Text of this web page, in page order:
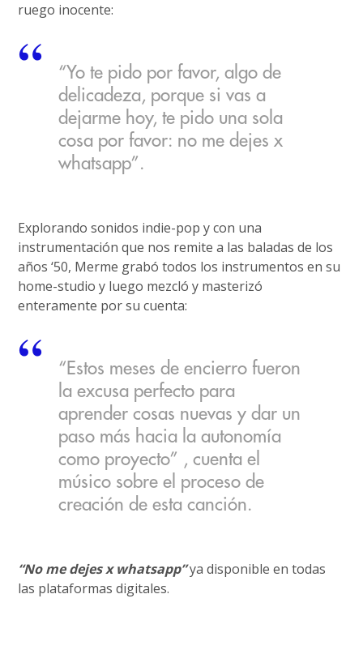
ruego inocente:
“Yo te pido por favor, algo de
delicadeza, porque si vas a
dejarme hoy, te pido una sola
cosa por favor: no me dejes x
whatsapp”.
Explorando sonidos indie-pop y con una
instrumentación que nos remite a las baladas de los
años ‘50, Merme grabó todos los instrumentos en su
home-studio y luego mezcló y masterizó
enteramente por su cuenta:
“Estos meses de encierro fueron
la excusa perfecto para
aprender cosas nuevas y dar un
paso más hacia la autonomía
como proyecto” , cuenta el
músico sobre el proceso de
creación de esta canción.
“No me dejes x whatsapp”ya disponible en todas
las plataformas digitales.